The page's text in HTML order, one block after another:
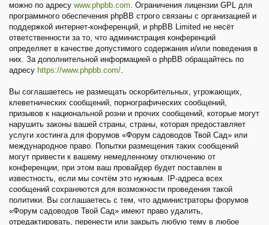
можно по адресу www.phpbb.com. Ограничения лицензии GPL для
программного обеспечения phpBB строго связаны с организацией и
поддержкой интернет-конференций, и phpBB Limited не несёт
ответственности за то, что администрация конференций
определяет в качестве допустимого содержания и/или поведения в
них. За дополнительной информацией о phpBB обращайтесь по
адресу https://www.phpbb.com/.
Вы соглашаетесь не размещать оскорбительных, угрожающих,
клеветнических сообщений, порнографических сообщений,
призывов к национальной розни и прочих сообщений, которые могут
нарушить законы вашей страны, страны, которая предоставляет
услуги хостинга для форумов «Форум садоводов Твой Сад» или
международное право. Попытки размещения таких сообщений
могут привести к вашему немедленному отключению от
конференции, при этом ваш провайдер будет поставлен в
известность, если мы сочтём это нужным. IP-адреса всех
сообщений сохраняются для возможности проведения такой
политики. Вы соглашаетесь с тем, что администраторы форумов
«Форум садоводов Твой Сад» имеют право удалить,
отредактировать, перенести или закрыть любую тему в любое